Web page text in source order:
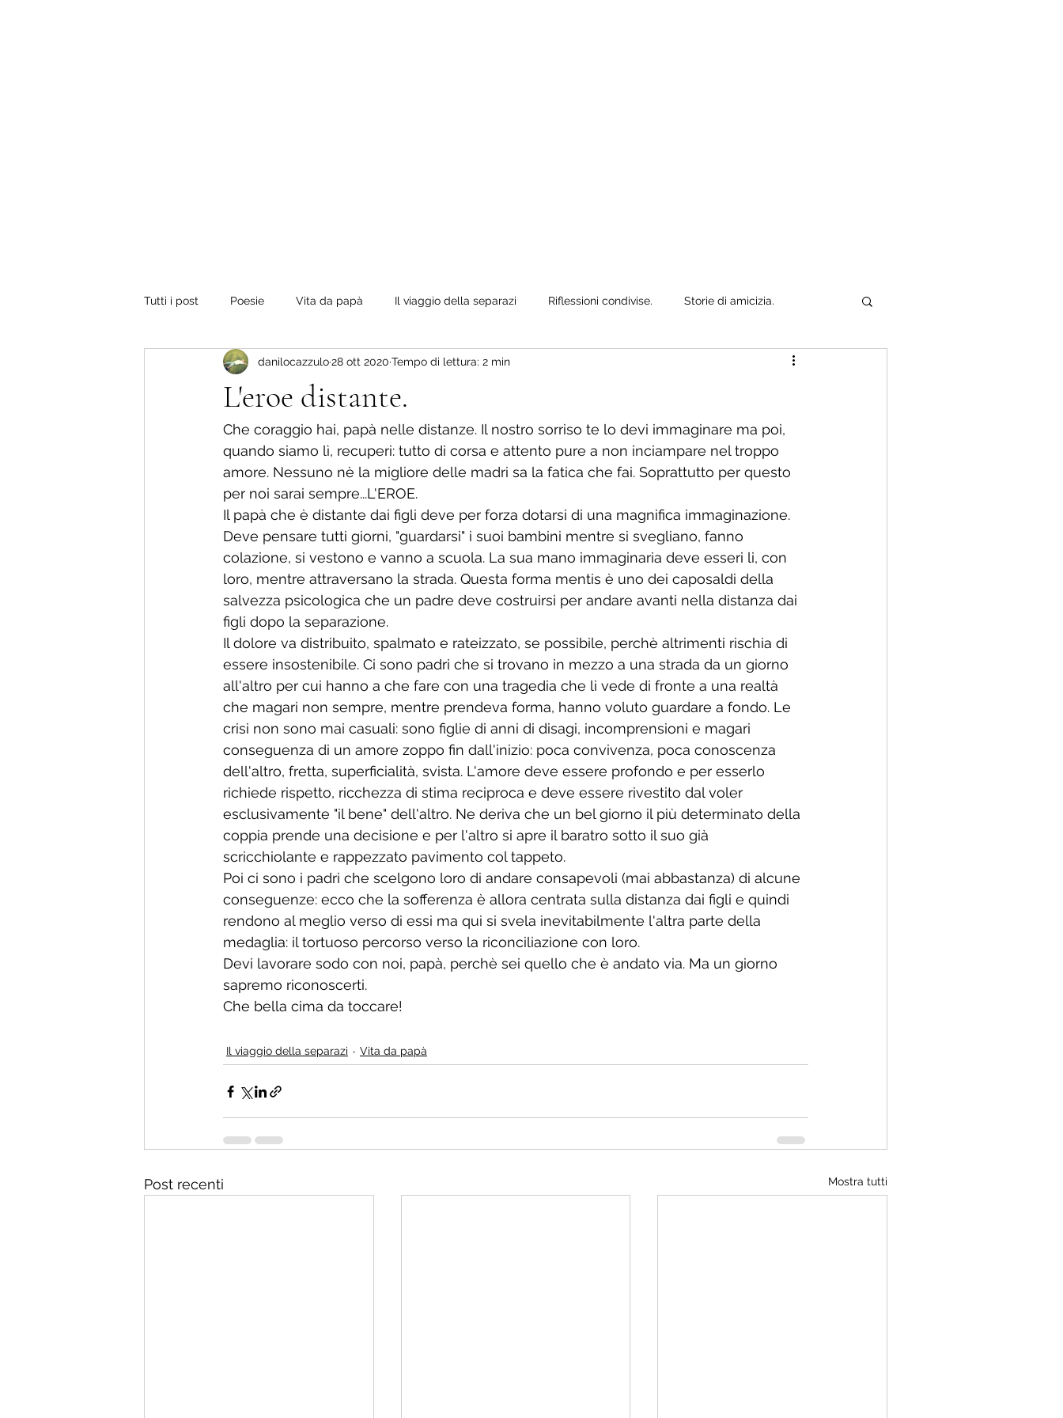
Tutti i post Poesie Vita da papà Il viaggio della separazi Riflessioni condivise. Storie di amicizia.
Più amore che dolore ! La nuova scuola Il mio Altopiano. La famiglia rinnovata
Storie di vita.
L'eroe distante.
danilocazzulo28 ott 2020 Tempo di lettura: 2 min
Che coraggio hai, papà nelle distanze. Il nostro sorriso te lo devi immaginare ma poi,
quando siamo lì, recuperi: tutto di corsa e attento pure a non inciampare nel troppo
amore. Nessuno nè la migliore delle madri sa la fatica che fai. Soprattutto per questo
per noi sarai sempre...L'EROE.
Il papà che è distante dai figli deve per forza dotarsi di una magnifica immaginazione.
Deve pensare tutti giorni, "guardarsi" i suoi bambini mentre si svegliano, fanno
colazione, si vestono e vanno a scuola. La sua mano immaginaria deve esseri li, con
loro, mentre attraversano la strada. Questa forma mentis è uno dei caposaldi della
salvezza psicologica che un padre deve costruirsi per andare avanti nella distanza dai
figli dopo la separazione.
Il dolore va distribuito, spalmato e rateizzato, se possibile, perchè altrimenti rischia di
essere insostenibile. Ci sono padri che si trovano in mezzo a una strada da un giorno
all'altro per cui hanno a che fare con una tragedia che li vede di fronte a una realtà
che magari non sempre, mentre prendeva forma, hanno voluto guardare a fondo. Le
crisi non sono mai casuali: sono figlie di anni di disagi, incomprensioni e magari
conseguenza di un amore zoppo fin dall'inizio: poca convivenza, poca conoscenza
dell'altro, fretta, superficialità, svista. L'amore deve essere profondo e per esserlo
richiede rispetto, ricchezza di stima reciproca e deve essere rivestito dal voler
esclusivamente "il bene" dell'altro. Ne deriva che un bel giorno il più determinato della
coppia prende una decisione e per l'altro si apre il baratro sotto il suo già
scricchiolante e rappezzato pavimento col tappeto.
Poi ci sono i padri che scelgono loro di andare consapevoli (mai abbastanza) di alcune
conseguenze: ecco che la sofferenza è allora centrata sulla distanza dai figli e quindi
rendono al meglio verso di essi ma qui si svela inevitabilmente l'altra parte della
medaglia: il tortuoso percorso verso la riconciliazione con loro.
Devi lavorare sodo con noi, papà, perchè sei quello che è andato via. Ma un giorno
sapremo riconoscerti.
Che bella cima da toccare!
Il viaggio della separazi Vita da papà
Post recenti Mostra tutti